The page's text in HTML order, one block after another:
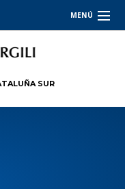
MENÚ
SUR